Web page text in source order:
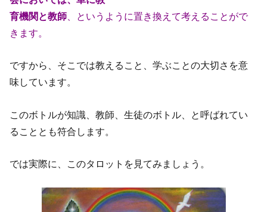
育機関と教師 、というように置き換えて考えることがで
きます。
ですから、そこでは教えること、学ぶことの大切さを意
味しています。
このボトルが知識、教師、生徒のボトル、と呼ばれてい
ることとも符合します。
では実際に、このタロットを見てみましょう。